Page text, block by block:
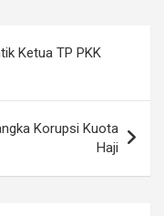
Ketua TP PKK
Korupsi Kuota
Haji